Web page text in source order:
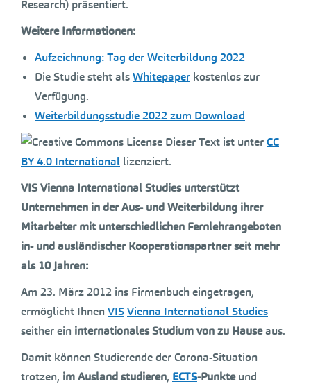
Research) präsentiert.
Weitere Informationen:
Aufzeichnung: Tag der Weiterbildung 2022
Die Studie steht alsWhitepaper kostenlos zur
Verfügung.
Weiterbildungsstudie 2022 zum Download
Dieser Text ist unterCC
BY 4.0 International lizenziert.
VIS Vienna International Studies unterstützt
Unternehmen in der Aus- und Weiterbildung ihrer
Mitarbeiter mit unterschiedlichen Fernlehrangeboten
in- und ausländischer Kooperationspartner seit mehr
als 10 Jahren:
Am 23. März 2012 ins Firmenbuch eingetragen,
ermöglicht Ihnen VISVienna International Studies
seither ein internationales Studium von zu Hauseaus.
Damit können Studierende der Corona-Situation
trotzen, im Ausland studieren, ECTS-Punkteund